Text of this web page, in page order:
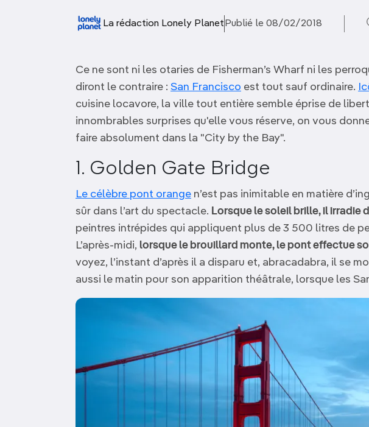
TOP VILLES
La rédaction Lonely Planet Publié le 08/02/2018
Ce ne sont ni les otaries de Fisherman’s Wharf ni les
diront le contraire : San Francisco est tout sauf ordinaire.
cuisine locavore, la ville tout entière semble éprise de
innombrables surprises qu'elle vous réserve, on vous
faire absolument dans la "City by the Bay".
1. Golden Gate Bridge
Le célèbre pont orange n’est pas inimitable en matière
sûr dans l’art du spectacle. Lorsque le soleil brille, il irradie
peintres intrépides qui appliquent plus de 3 500 litres de
L’après-midi, lorsque le brouillard monte, le pont effectue
voyez, l’instant d’après il a disparu et, abracadabra, il se
aussi le matin pour son apparition théâtrale, lorsque les
Image